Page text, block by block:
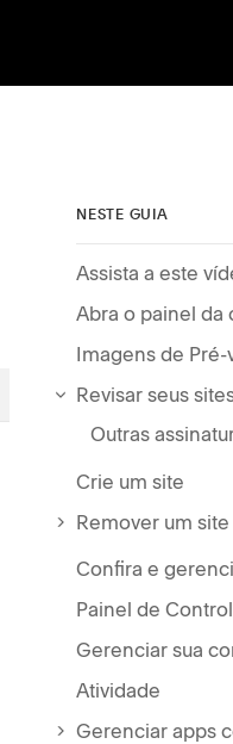
NESTE GUIA
Assista a este
Abra o painel da
Imagens de Pré-
Revisar seus
Outras
Crie um site
Remover um site
Confira e
Painel de
Gerenciar sua
Atividade
Gerenciar apps